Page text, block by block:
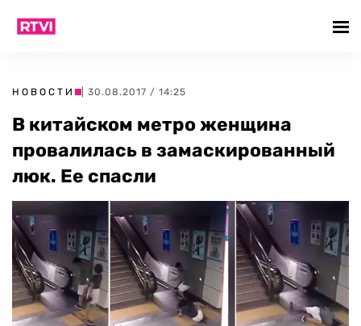
НОВОСТИ | 30.08.2017 / 14:25
В китайском метро женщина
провалилась в замаскированный
люк. Ее спасли